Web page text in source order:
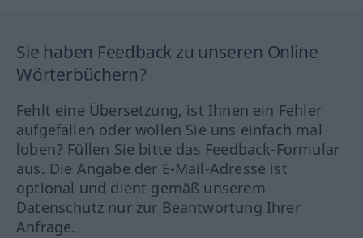
Sie haben Feedback zu unseren Online
Wörterbüchern?
Fehlt eine Übersetzung, ist Ihnen ein Fehler
aufgefallen oder wollen Sie uns einfach mal
loben? Füllen Sie bitte das Feedback-Formular
aus. Die Angabe der E-Mail-Adresse ist
optional und dient gemäß unserem
Datenschutz nur zur Beantwortung Ihrer
Anfrage.